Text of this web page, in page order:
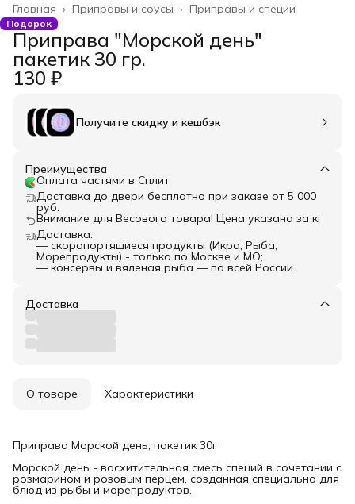
Приправы и специи
Приправы и соусы ›
Главная ›
Подарок
Приправа "Морской день"
пакетик 30 гр.
130 ₽
Получите скидку и кешбэк
Преимущества
Оплата частями в Сплит
Доставка до двери бесплатно при заказе от 5 000
руб.
Внимание для Весового товара! Цена указана за кг
Доставка:
— скоропортящиеся продукты (Икра, Рыба,
Морепродукты) - только по Москве и МО;
— консервы и вяленая рыба — по всей России.
Доставка
О товаре Характеристики
Приправа Морской день, пакетик 30г
Морской день - восхитительная смесь специй в сочетании с
розмарином и розовым перцем, созданная специально для
блюд из рыбы и морепродуктов.